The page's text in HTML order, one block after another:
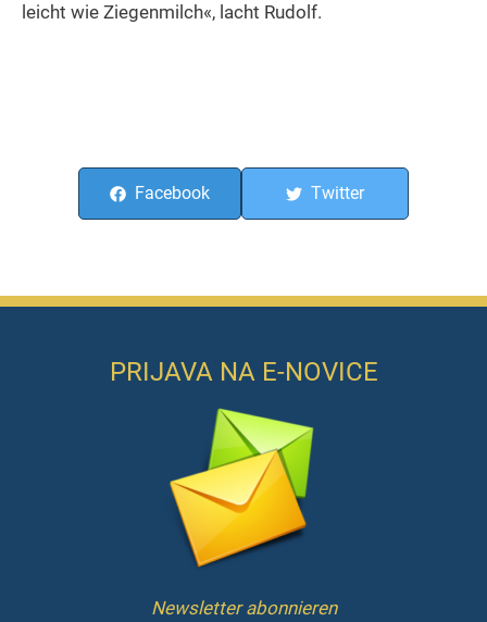
leicht wie Ziegenmilch«, lacht Rudolf.
Facebook Twitter
PRIJAVA NA E-NOVICE
Newsletter abonnieren